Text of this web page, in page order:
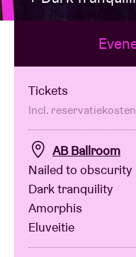
BRDCST
ABtv
Concertcheque
Over AB
Tickets
Incl. reservatiekosten
AB Ballroom
Nailed to obscurity
Dark tranquility
Amorphis
Eluveitie